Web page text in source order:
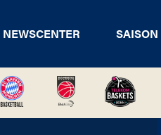
NEWSCENTER SAISON